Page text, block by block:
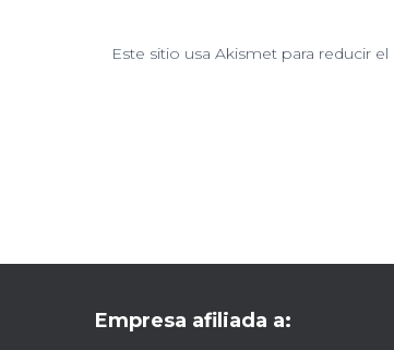
Este sitio usa Akismet para reducir el
Empresa afiliada a: